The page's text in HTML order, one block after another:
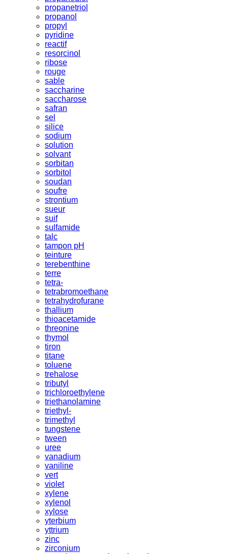
propanetriol
propanol
propyl
pyridine
reactif
resorcinol
ribose
rouge
sable
saccharine
saccharose
safran
sel
silice
sodium
solution
solvant
sorbitan
sorbitol
soudan
soufre
strontium
sueur
suif
sulfamide
talc
tampon pH
teinture
terebenthine
terre
tetra-
tetrabromoethane
tetrahydrofurane
thallium
thioacetamide
threonine
thymol
tiron
titane
toluene
trehalose
tributyl
trichloroethylene
triethanolamine
triethyl-
trimethyl
tungstene
tween
uree
vanadium
vaniline
vert
violet
xylene
xylenol
xylose
yterbium
yttrium
zinc
zirconium